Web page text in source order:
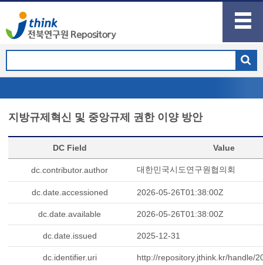
지방규제혁신 및 중앙규제 권한 이양 방안
DC Field Value
dc.contributor.author 대한민국시도연구원협의회
dc.date.accessioned 2026-05-26T01:38:00Z
dc.date.available 2026-05-26T01:38:00Z
dc.date.issued 2025-12-31
dc.identifier.uri http://repository.jthink.kr/handle/